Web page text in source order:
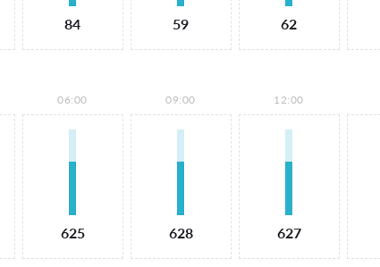
84 59 62
06:00
625
09:00
628
12:00
627